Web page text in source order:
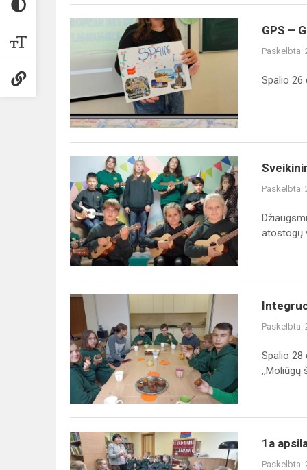
GPS –
Paskelbta:
Spalio 26
Paskelbta:
atostogų
Paskelbta:
Spalio 28
,,Moliūgų
1a
Paskelbta: